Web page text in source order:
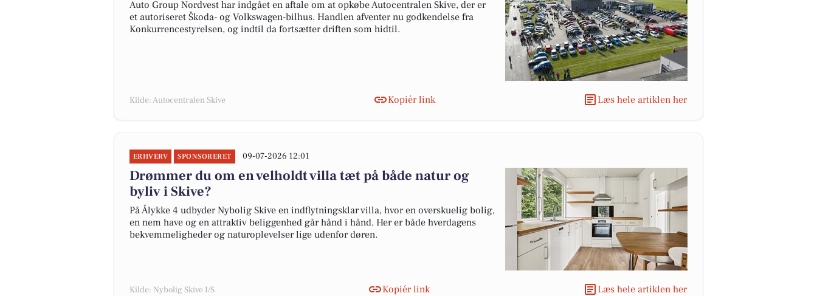
Auto Group Nordvest har indgået en aftale om at opkøbe Autocentralen Skive, der er
et autoriseret Škoda- og Volkswagen-bilhus. Handlen afventer nu godkendelse fra
Konkurrencestyrelsen, og indtil da fortsætter driften som hidtil.
Kilde: Autocentralen Skive Kopiér link Læs hele artiklen her
ERHVERV SPONSORERET 09-07-2026 12:01
Drømmer du om en velholdt villa tæt på både natur og
byliv i Skive?
På Ålykke 4 udbyder Nybolig Skive en indflytningsklar villa, hvor en overskuelig bolig,
en nem have og en attraktiv beliggenhed går hånd i hånd. Her er både hverdagens
bekvemmeligheder og naturoplevelser lige udenfor døren.
Kilde: Nybolig Skive I/S Kopiér link Læs hele artiklen her